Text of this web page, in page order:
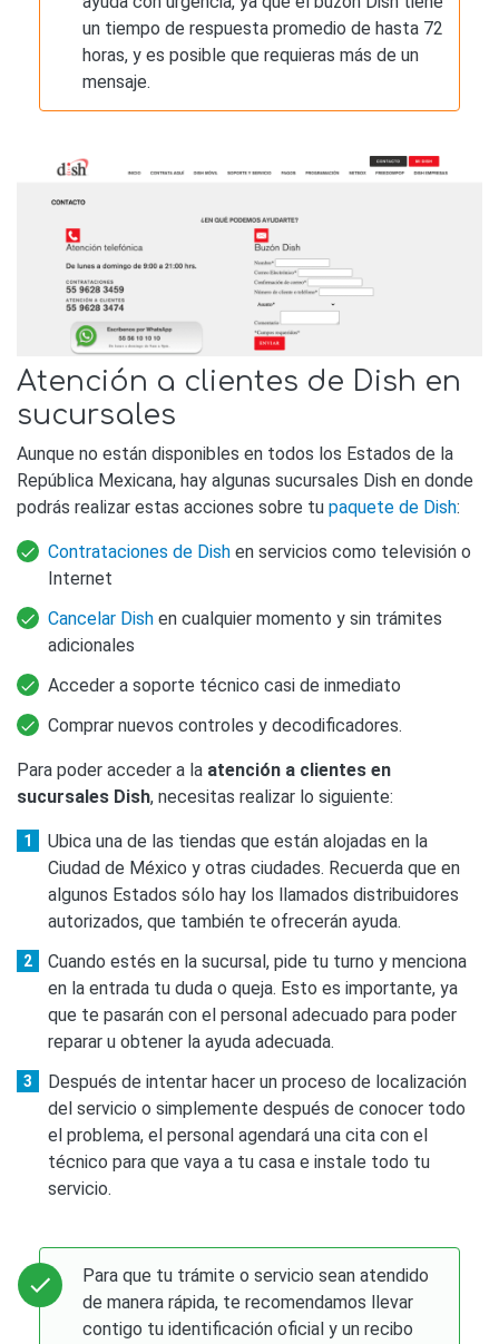
un tiempo de respuesta promedio de hasta 72
horas, y es posible que requieras más de un
mensaje.
Atención a clientes de Dish en
sucursales
Aunque no están disponibles en todos los Estados de la
República Mexicana, hay algunas sucursales Dish en donde
podrás realizar estas acciones sobre tu paquete de Dish:
Contrataciones de Dish en servicios como televisión o
Internet
Cancelar Dish en cualquier momento y sin trámites
adicionales
Acceder a soporte técnico casi de inmediato
Comprar nuevos controles y decodificadores.
Para poder acceder a la atención a clientes en
sucursales Dish, necesitas realizar lo siguiente:
Ubica una de las tiendas que están alojadas en la
Ciudad de México y otras ciudades. Recuerda que en
algunos Estados sólo hay los llamados distribuidores
autorizados, que también te ofrecerán ayuda.
Cuando estés en la sucursal, pide tu turno y menciona
en la entrada tu duda o queja. Esto es importante, ya
que te pasarán con el personal adecuado para poder
reparar u obtener la ayuda adecuada.
Después de intentar hacer un proceso de localización
del servicio o simplemente después de conocer todo
el problema, el personal agendará una cita con el
técnico para que vaya a tu casa e instale todo tu
servicio.
Para que tu trámite o servicio sean atendido
de manera rápida, te recomendamos llevar
contigo tu identificación oficial y un recibo